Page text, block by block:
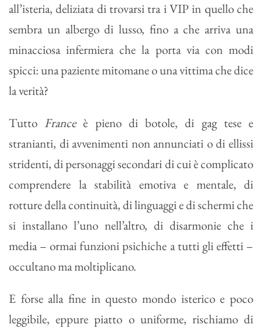
all’isteria, deliziata di trovarsi tra i VIP in quello che
sembra un albergo di lusso, fino a che arriva una
minacciosa infermiera che la porta via con modi
spicci: una paziente mitomane o una vittima che dice
la verità?
Tutto Franceè pieno di botole, di gag tese e
stranianti, di avvenimenti non annunciati o di ellissi
stridenti, di personaggi secondari di cui è complicato
comprendere la stabilità emotiva e mentale, di
rotture della continuità, di linguaggi e di schermi che
si installano l’uno nell’altro, di disarmonie che i
media – ormai funzioni psichiche a tutti gli effetti –
occultano ma moltiplicano.
E forse alla fine in questo mondo isterico e poco
leggibile, eppure piatto o uniforme, rischiamo di